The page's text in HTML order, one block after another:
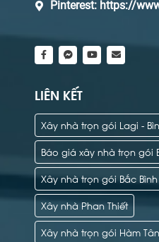
Pinterest: https://
LIÊN KẾT
Xây nhà trọn gói Lagi -
Báo giá xây nhà trọn gói
Xây nhà trọn gói Bắc Bình
Xây nhà Phan Thiết
Xây nhà trọn gói Hàm